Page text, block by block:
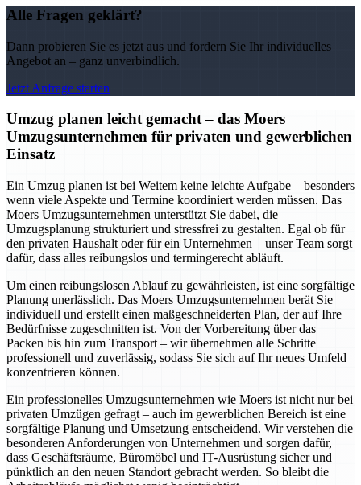
Alle Fragen geklärt?
Dann probieren Sie es jetzt aus und fordern Sie Ihr individuelles
Angebot an – ganz unverbindlich.
Jetzt Anfrage starten
Umzug planen leicht gemacht – das Moers
Umzugsunternehmen für privaten und gewerblichen
Einsatz
Ein Umzug planen ist bei Weitem keine leichte Aufgabe – besonders
wenn viele Aspekte und Termine koordiniert werden müssen. Das
Moers Umzugsunternehmen unterstützt Sie dabei, die
Umzugsplanung strukturiert und stressfrei zu gestalten. Egal ob für
den privaten Haushalt oder für ein Unternehmen – unser Team sorgt
dafür, dass alles reibungslos und termingerecht abläuft.
Um einen reibungslosen Ablauf zu gewährleisten, ist eine sorgfältige
Planung unerlässlich. Das Moers Umzugsunternehmen berät Sie
individuell und erstellt einen maßgeschneiderten Plan, der auf Ihre
Bedürfnisse zugeschnitten ist. Von der Vorbereitung über das
Packen bis hin zum Transport – wir übernehmen alle Schritte
professionell und zuverlässig, sodass Sie sich auf Ihr neues Umfeld
konzentrieren können.
Ein professionelles Umzugsunternehmen wie Moers ist nicht nur bei
privaten Umzügen gefragt – auch im gewerblichen Bereich ist eine
sorgfältige Planung und Umsetzung entscheidend. Wir verstehen die
besonderen Anforderungen von Unternehmen und sorgen dafür,
dass Geschäftsräume, Büromöbel und IT-Ausrüstung sicher und
pünktlich an den neuen Standort gebracht werden. So bleibt die